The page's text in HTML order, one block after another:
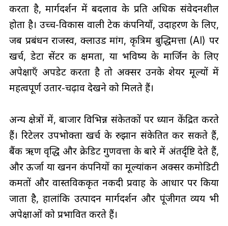
करता है, मार्गदर्शन में बदलाव के प्रति अधिक संवेदनशील
होता है। उच्च‑विकास वाली टेक कंपनियाँ, उदाहरण के लिए,
जब प्रबंधन राजस्व, क्लाउड मांग, कृत्रिम बुद्धिमत्ता (AI) पर
खर्च, डेटा सेंटर की क्षमता, या भविष्य के मार्जिन के लिए
अपेक्षाएँ अपडेट करता है तो अक्सर उनके शेयर मूल्यों में
महत्वपूर्ण उतार‑चढ़ाव देखने को मिलते हैं।
अन्य क्षेत्रों में, बाजार विभिन्न संकेतकों पर ध्यान केंद्रित करते
हैं। रिटेलर उपभोक्ता खर्च के रुझान संकेतित कर सकते हैं,
बैंक ऋण वृद्धि और क्रेडिट गुणवत्ता के बारे में अंतर्दृष्टि देते हैं,
और ऊर्जा या खनन कंपनियों का मूल्यांकन अक्सर कमोडिटी
कीमतों और वास्तविकीकृत नकदी प्रवाह के आधार पर किया
जाता है, हालांकि उत्पादन मार्गदर्शन और पूंजीगत व्यय भी
अपेक्षाओं को प्रभावित करते हैं।